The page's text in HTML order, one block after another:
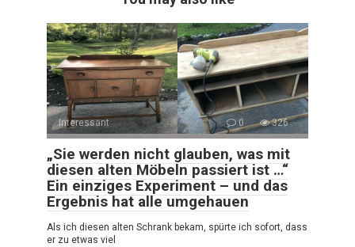
Interessant 0 326
„Sie werden nicht glauben, was mit
diesen alten Möbeln passiert ist …“
Ein einziges Experiment – und das
Ergebnis hat alle umgehauen
Als ich diesen alten Schrank bekam, spürte ich sofort, dass
er zu etwas viel